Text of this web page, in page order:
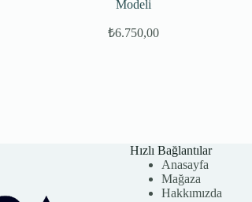
Modeli
₺6.750,00
Hızlı Bağlantılar
Anasayfa
Mağaza
Hakkımızda